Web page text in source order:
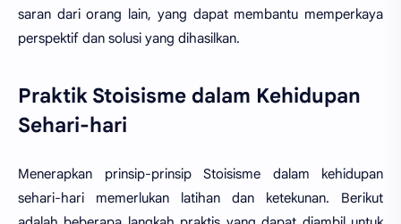
saran dari orang lain, yang dapat membantu memperkaya
perspektif dan solusi yang dihasilkan.
Praktik Stoisisme dalam Kehidupan
Sehari-hari
Menerapkan prinsip-prinsip Stoisisme dalam kehidupan
sehari-hari memerlukan latihan dan ketekunan. Berikut